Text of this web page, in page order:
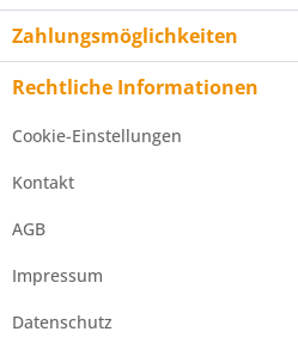
Zahlungsmöglichkeiten
Rechtliche Informationen
Cookie-Einstellungen
Kontakt
AGB
Impressum
Datenschutz